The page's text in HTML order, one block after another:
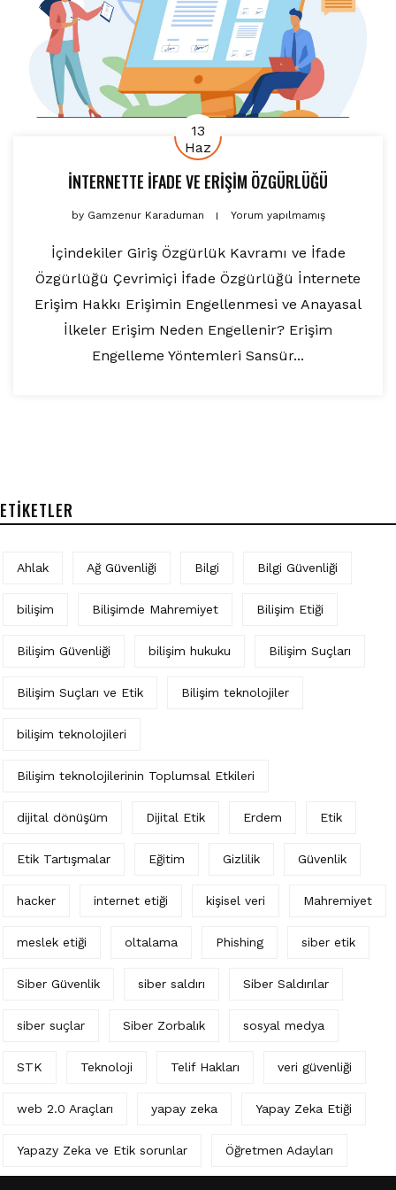
13
Haz
İNTERNETTE İFADE VE ERİŞİM ÖZGÜRLÜĞÜ
byGamzenur Karaduman Yorum yapılmamış
İçindekiler Giriş Özgürlük Kavramı ve İfade
Özgürlüğü Çevrimiçi İfade Özgürlüğü İnternete
Erişim Hakkı Erişimin Engellenmesi ve Anayasal
İlkeler Erişim Neden Engellenir? Erişim
Engelleme Yöntemleri Sansür...
ETIKETLER
Ahlak Ağ Güvenliği Bilgi Bilgi Güvenliği
bilişim Bilişimde Mahremiyet Bilişim Etiği
Bilişim Güvenliği bilişim hukuku Bilişim Suçları
Bilişim Suçları ve Etik Bilişim teknolojiler
bilişim teknolojileri
Bilişim teknolojilerinin Toplumsal Etkileri
dijital dönüşüm Dijital Etik Erdem Etik
Etik Tartışmalar Eğitim Gizlilik Güvenlik
hacker internet etiği kişisel veri Mahremiyet
meslek etiği oltalama Phishing siber etik
Siber Güvenlik siber saldırı Siber Saldırılar
siber suçlar Siber Zorbalık sosyal medya
STK Teknoloji Telif Hakları veri güvenliği
web 2.0 Araçları yapay zeka Yapay Zeka Etiği
Yapazy Zeka ve Etik sorunlar Öğretmen Adayları